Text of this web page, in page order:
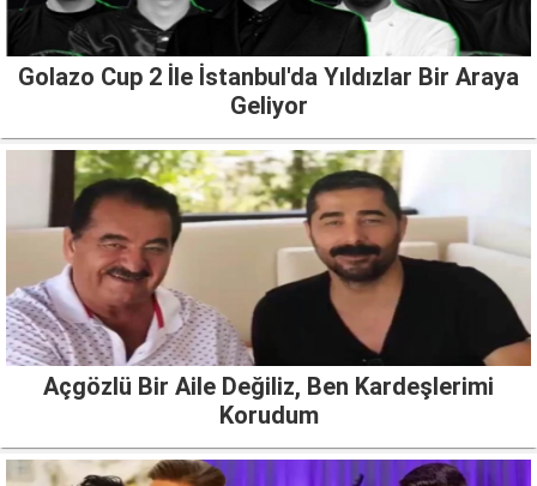
Golazo Cup 2 İle İstanbul'da Yıldızlar Bir Araya
Geliyor
Açgözlü Bir Aile Değiliz, Ben Kardeşlerimi
Korudum